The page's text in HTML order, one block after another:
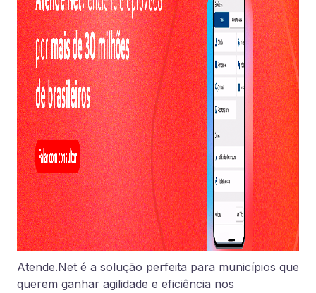
Atende.Net é a solução perfeita para municípios que
querem ganhar agilidade e eficiência nos